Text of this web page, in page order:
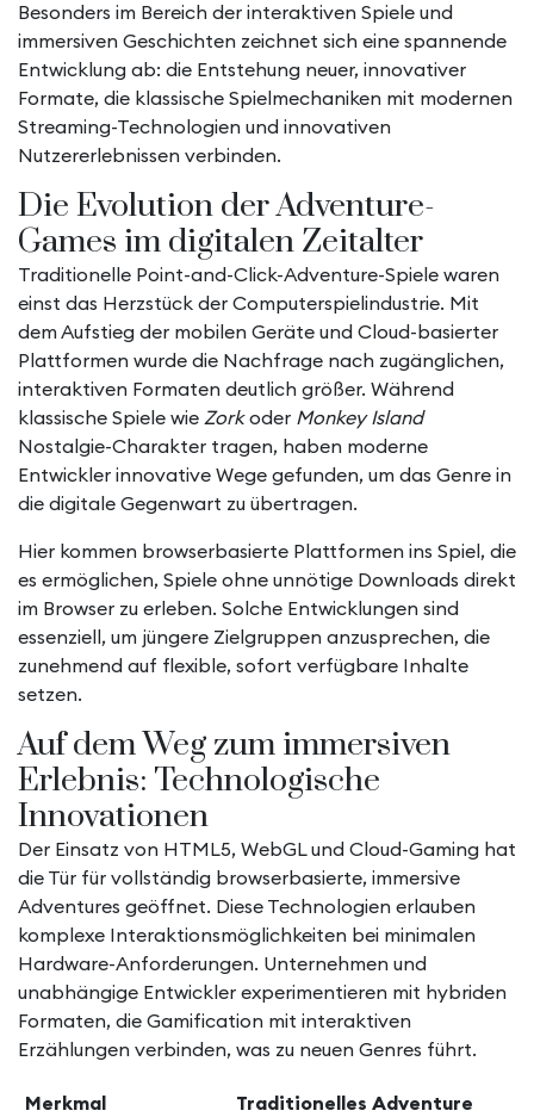
Besonders im Bereich der interaktiven Spiele und
immersiven Geschichten zeichnet sich eine spannende
Entwicklung ab: die Entstehung neuer, innovativer
Formate, die klassische Spielmechaniken mit modernen
Streaming-Technologien und innovativen
Nutzererlebnissen verbinden.
Die Evolution der Adventure-
Games im digitalen Zeitalter
Traditionelle Point-and-Click-Adventure-Spiele waren
einst das Herzstück der Computerspielindustrie. Mit
dem Aufstieg der mobilen Geräte und Cloud-basierter
Plattformen wurde die Nachfrage nach zugänglichen,
interaktiven Formaten deutlich größer. Während
klassische Spiele wie Zorkoder Monkey Island
Nostalgie-Charakter tragen, haben moderne
Entwickler innovative Wege gefunden, um das Genre in
die digitale Gegenwart zu übertragen.
Hier kommen browserbasierte Plattformen ins Spiel, die
es ermöglichen, Spiele ohne unnötige Downloads direkt
im Browser zu erleben. Solche Entwicklungen sind
essenziell, um jüngere Zielgruppen anzusprechen, die
zunehmend auf flexible, sofort verfügbare Inhalte
setzen.
Auf dem Weg zum immersiven
Erlebnis: Technologische
Innovationen
Der Einsatz von HTML5, WebGL und Cloud-Gaming hat
die Tür für vollständig browserbasierte, immersive
Adventures geöffnet. Diese Technologien erlauben
komplexe Interaktionsmöglichkeiten bei minimalen
Hardware-Anforderungen. Unternehmen und
unabhängige Entwickler experimentieren mit hybriden
Formaten, die Gamification mit interaktiven
Erzählungen verbinden, was zu neuen Genres führt.
Merkmal
Traditionelles Adventure